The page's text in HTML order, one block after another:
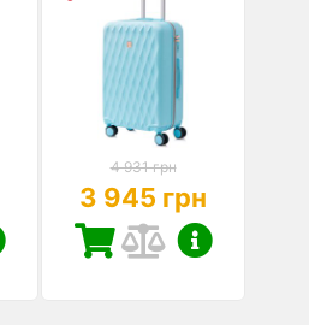
4 931 грн
3 945 грн